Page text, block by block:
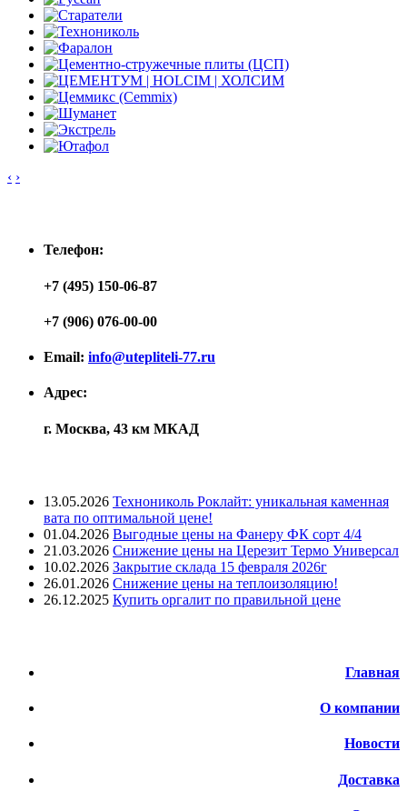
‹ ›
Телефон:
+7 (495) 150-06-87
+7 (906) 076-00-00
Email: info@utepliteli-77.ru
Адрес:
г. Москва, 43 км МКАД
13.05.2026 Технониколь Роклайт: уникальная каменная
вата по оптимальной цене!
01.04.2026 Выгодные цены на Фанеру ФК сорт 4/4
21.03.2026 Снижение цены на Церезит Термо Универсал
10.02.2026 Закрытие склада 15 февраля 2026г
26.01.2026 Снижение цены на теплоизоляцию!
26.12.2025 Купить оргалит по правильной цене
Главная
О компании
Новости
Доставка